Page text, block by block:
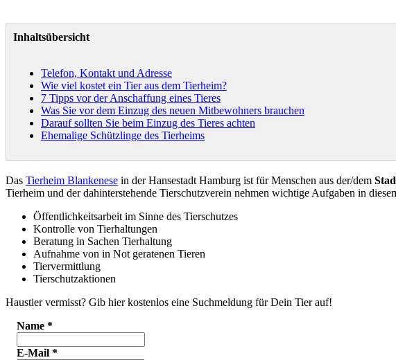
Inhaltsübersicht
Telefon, Kontakt und Adresse
Wie viel kostet ein Tier aus dem Tierheim?
7 Tipps vor der Anschaffung eines Tieres
Was Sie vor dem Einzug des neuen Mitbewohners brauchen
Darauf sollten Sie beim Einzug des Tieres achten
Ehemalige Schützlinge des Tierheims
Das Tierheim Blankenese in der Hansestadt Hamburg ist für Menschen aus der/dem
Tierheim und der dahinterstehende Tierschutzverein nehmen wichtige Aufgaben in
Öffentlichkeitsarbeit im Sinne des Tierschutzes
Kontrolle von Tierhaltungen
Beratung in Sachen Tierhaltung
Aufnahme von in Not geratenen Tieren
Tiervermittlung
Tierschutzaktionen
Haustier vermisst? Gib hier kostenlos eine Suchmeldung für Dein Tier auf!
Name *
E-Mail *